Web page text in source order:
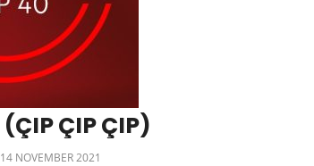
(ÇIP ÇIP ÇIP)
14 NOVEMBER 2021